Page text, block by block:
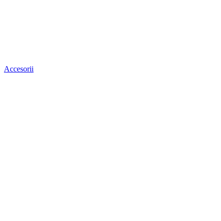
Accesorii